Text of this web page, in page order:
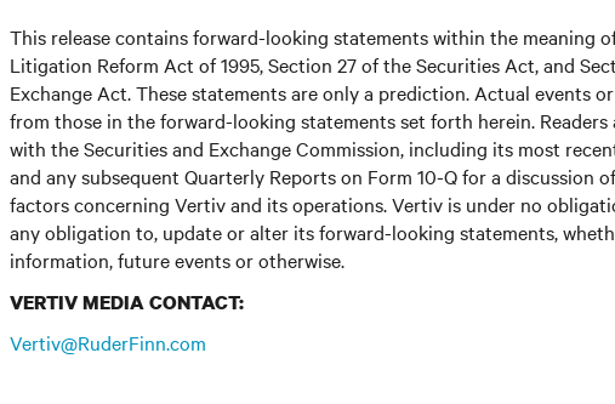
This release contains forward-looking statements within the meaning
Litigation Reform Act of 1995, Section 27 of the Securities Act, and
Exchange Act. These statements are only a prediction. Actual events
from those in the forward-looking statements set forth herein.
with the Securities and Exchange Commission, including its most
and any subsequent Quarterly Reports on Form 10-Q for a discussion
factors concerning Vertiv and its operations. Vertiv is under no
any obligation to, update or alter its forward-looking statements,
information, future events or otherwise.
VERTIV MEDIA CONTACT:
Vertiv@RuderFinn.com